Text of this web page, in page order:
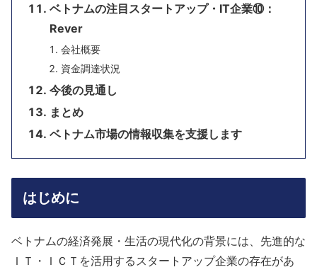
ベトナムの注目スタートアップ・IT企業⑩：
Rever
会社概要
資金調達状況
今後の見通し
まとめ
ベトナム市場の情報収集を支援します
はじめに
ベトナムの経済発展・生活の現代化の背景には、先進的な
ＩＴ・ＩＣＴを活用するスタートアップ企業の存在があ